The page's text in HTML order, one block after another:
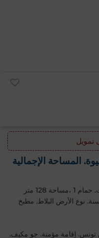
تمويل
المساحة الإجمالية
مكاتب ومحلات للبيع. السعر 130,000 د.ت. حمام 1 ،مساحة 128 متر
الطابق الخامس عشر. أقل من 10 سنة. نوع الأرض البلاط. مطبخ
تونس. إقامة مؤمنة. جو مكيف.